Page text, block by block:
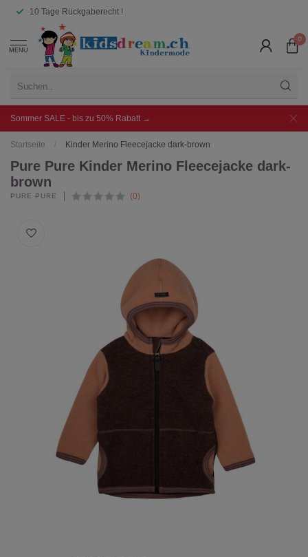
10 Tage Rückgaberecht !
MENU
0
Sommer SALE - bis zu 50% Rabatt →
Startseite / Kinder Merino Fleecejacke dark-brown
Pure Pure Kinder Merino Fleecejacke dark-
brown
PURE PURE (0)